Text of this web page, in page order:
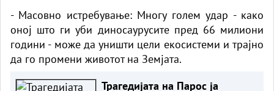
- Масовно истребување: Многу голем удар - како
оној што ги уби диносаурусите пред 66 милиони
години - може да уништи цели екосистеми и трајно
да го промени животот на Земјата.
Трагедијата на Парос ја